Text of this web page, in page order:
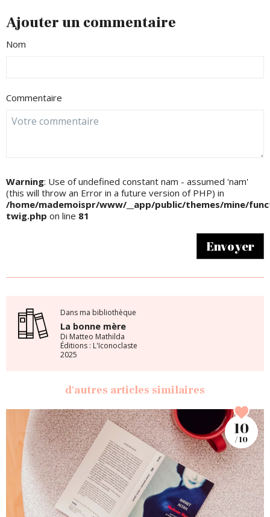
Ajouter un commentaire
Nom
Commentaire
Warning: Use of undefined constant nam - assumed 'nam'
(this will throw an Error in a future version of PHP) in
/home/mademoispr/www/__app/public/themes/mine/
twig.php on line 81
Envoyer
Dans ma bibliothèque
La bonne mère
Di Matteo Mathilda
Éditions : L'Iconoclaste
2025
d'autres articles similaires
10
/ 10